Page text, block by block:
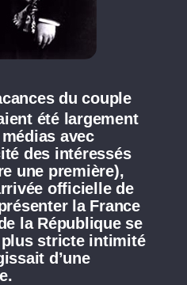
du couple
été largement
avec
des intéressés
une première),
officielle de
la France
la République se
stricte intimité
d’une